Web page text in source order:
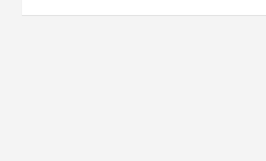
l’article